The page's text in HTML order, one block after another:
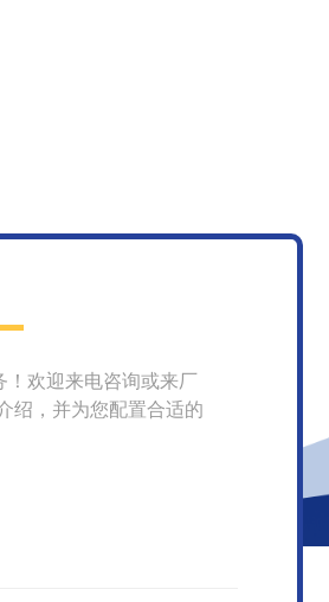
！欢迎来电咨询或来厂
绍，并为您配置合适的